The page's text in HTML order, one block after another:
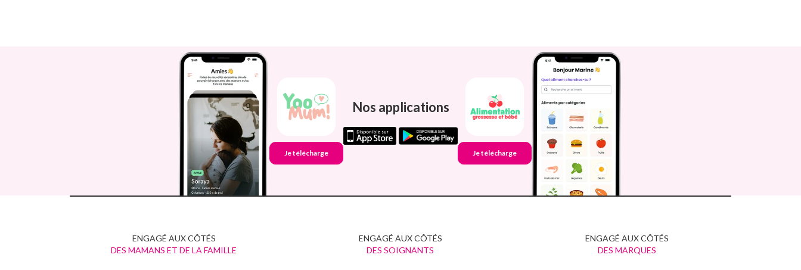
Je télécharge
Nos applications
Je télécharge
ENGAGÉ AUX CÔTÉS
DES MAMANS ET DE LA FAMILLE
ENGAGÉ AUX CÔTÉS
DES SOIGNANTS
ENGAGÉ AUX CÔTÉS
DES MARQUES